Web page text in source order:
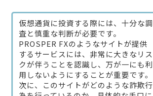
仮想通貨に投資する際には、十分な調
査と慎重な判断が必要です。
PROSPER FXのようなサイトが提供
するサービスには、非常に大きなリス
クが伴うことを認識し、万が一にも利
用しないようにすることが重要です。
次に、このサイトがどのような詐欺行